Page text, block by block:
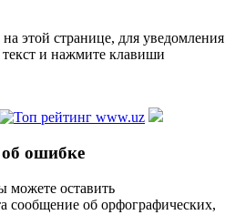
этой странице, для уведомления
и нажмите клавиши
ошибке
оставить
сообщение об орфографических,